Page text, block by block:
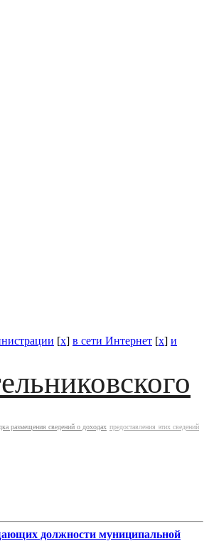
[x] в сети Интернет [x] и
размещения сведений о доходах предоставления этих сведений
должности муниципальной